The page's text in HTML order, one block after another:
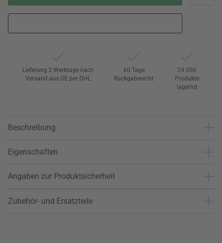
Lieferung 2 Werktage nach
Versand aus DE per DHL
60 Tage
Rückgaberecht
24.000
Produkte
lagernd
Beschreibung
Eigenschaften
Angaben zur Produktsicherheit
Zubehör- und Ersatzteile